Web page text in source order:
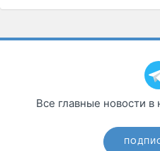
Все главные новости